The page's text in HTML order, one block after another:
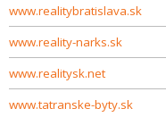
www.realitybratislava.sk
www.reality-narks.sk
www.realitysk.net
www.tatranske-byty.sk